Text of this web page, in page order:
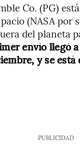
Co. (PG)
(NASA por
del planeta
envío llegó
y se
PUBLICIDAD